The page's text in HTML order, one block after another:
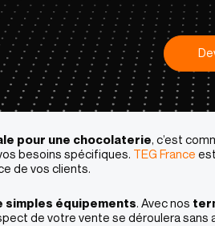
pour une chocolaterie, c’est
besoins spécifiques. TEG France
de vos clients​.
simples équipements. Avec nos
de votre vente se déroulera sans